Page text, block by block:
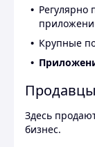
Регулярно
Крупные
Здесь
бизнес.